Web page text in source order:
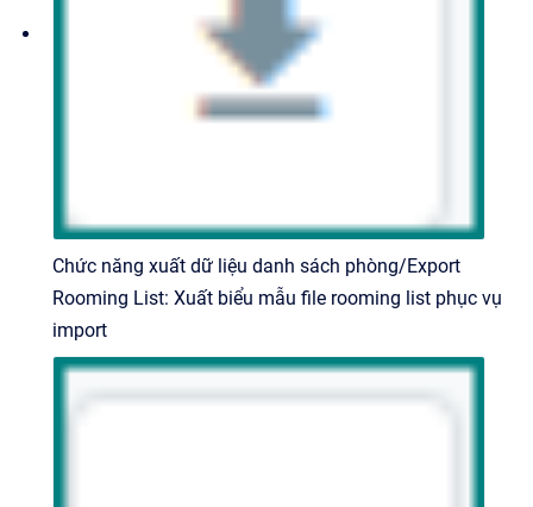
Chức năng xuất dữ liệu danh sách phòng/Export
Rooming List: Xuất biểu mẫu file rooming list phục vụ
import